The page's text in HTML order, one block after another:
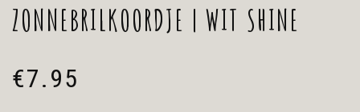
ZONNEBRILKOORDJE | WIT SHINE
€7.95